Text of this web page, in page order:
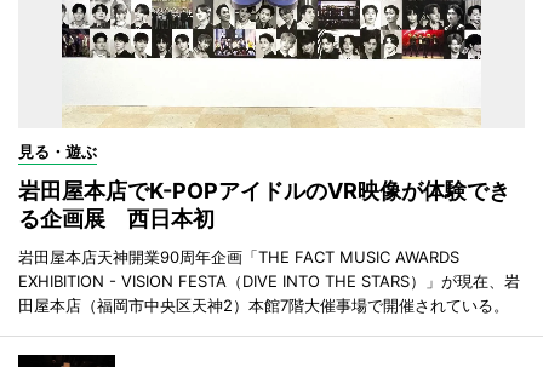
見る・遊ぶ
岩田屋本店でK-POPアイドルのVR映像が体験でき
る企画展 西日本初
岩田屋本店天神開業90周年企画「THE FACT MUSIC AWARDS
EXHIBITION - VISION FESTA（DIVE INTO THE STARS）」が現在、岩
田屋本店（福岡市中央区天神2）本館7階大催事場で開催されている。